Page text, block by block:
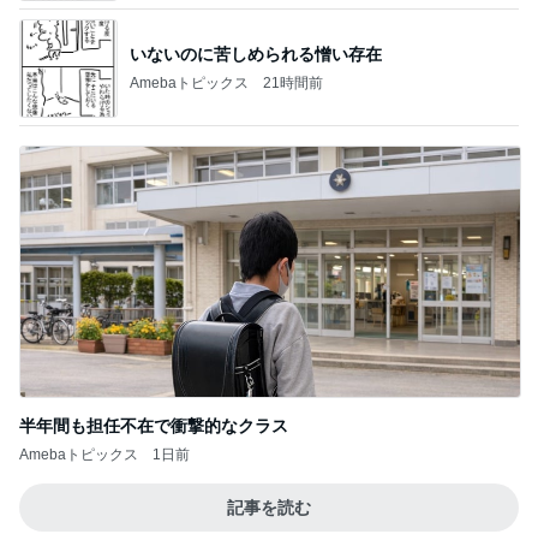
いないのに苦しめられる憎い存在
Amebaトピックス 21時間前
半年間も担任不在で衝撃的なクラス
Amebaトピックス 1日前
記事を読む